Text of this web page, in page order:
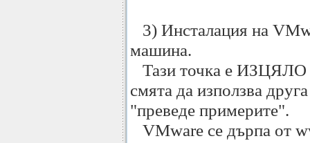
3) Инсталация на
машина.
Тази точка е ИЗЦЯЛО
смята да използва
"преведе примерите".
VMware се дърпа от